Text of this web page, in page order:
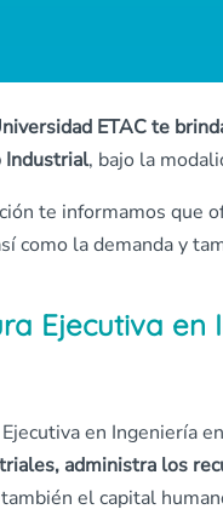
ETAC te
Industrial, bajo la
te informamos que
como la demanda y
Ejecutiva
en Ingeniería
administra los
el capital